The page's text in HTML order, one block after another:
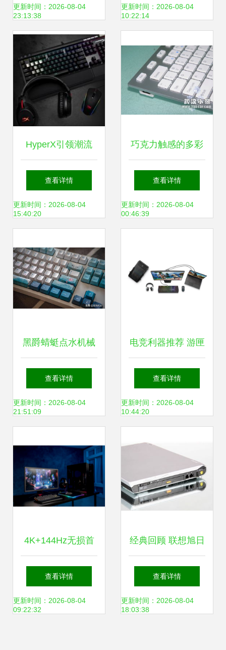
效利器——产品图
赏与简评
更新时间：2026-08-04
23:13:38
演进之路
更新时间：2026-08-04
10:22:14
HyperX引领潮流
首款无线电竞耳机
与全新RGB游戏装
查看详情
更新时间：2026-08-04
15:40:20
巧克力触感的多彩
键盘——小熊在线
评K2200薄膜式键
查看详情
更新时间：2026-08-04
00:46:39
黑爵蜻蜓点水机械
键盘 电脑外设也能
走国潮路线
查看详情
更新时间：2026-08-04
21:51:09
电竞利器推荐 游匣
G15——畅玩LOL
的游戏本与必备外
查看详情
更新时间：2026-08-04
10:44:20
4K+144Hz无损首
发 华硕ROG
XG27UQ电竞显示
查看详情
更新时间：2026-08-04
09:22:32
经典回顾 联想旭日
N220笔记本高清产
品图赏与IT168精
查看详情
更新时间：2026-08-04
18:03:38